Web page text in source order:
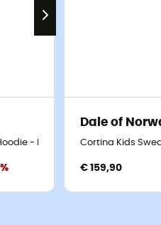
- Kinderen
Dale of
Cortina Kids
€ 159,90